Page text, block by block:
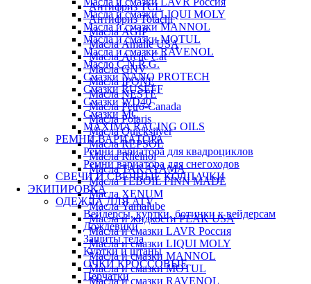
Антифриз TCL
Антифриз Totachi
Масла AGIP
Масла Amalie USA
Масла Arctic Cat
Масла GNV
Масла IPONE
Масла NESTE
Масла Petro-Canada
Масла Polaris
Масла Quicksilver
Масла REPSOL
Масла Rheinol
Масла TAKAYAMA
Масла TEBOIL FINN MADE
Масла XENUM
Масла Yamalube
Масла и жидкости PEAK USA
Масла и смазки LAVR Россия
Масла и смазки LIQUI MOLY
Масла и смазки MANNOL
Масла и смазки MOTUL
Масла и смазки RAVENOL
Масла и смазки LIQUI MOLY
Масла и смазки MANNOL
Масла и смазки MOTUL
Масла и смазки RAVENOL
Масло C.N.R.G.
Смазки NANO PROTECH
Смазки RUSEFF
Смазки WD40
Смазки МС
MAXIMA RACING OILS
РЕМНИ ВАРИАТОРА
Ремни вариатора для квадроциклов
Ремни вариатора для снегоходов
СВЕЧИ И СВЕЧНЫЕ КОЛПАЧКИ
ЭКИПИРОВКА
ОДЕЖДА ДЛЯ ATV
Вейдерсы, куртки, ботинки к вейдерсам
Дождевики
Защиты тела
Куртки и штаны
ОЧКИ КРОССОВЫЕ
Перчатки